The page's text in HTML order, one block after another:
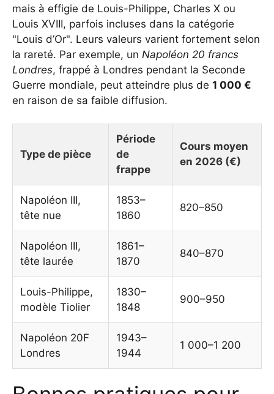
mais à effigie de Louis-Philippe, Charles X ou
Louis XVIII, parfois incluses dans la catégorie
"Louis d’Or". Leurs valeurs varient fortement selon
la rareté. Par exemple, un Napoléon 20 francs
Londres, frappé à Londres pendant la Seconde
Guerre mondiale, peut atteindre plus de 1 000 €
en raison de sa faible diffusion.
Type de pièce
Période
de
frappe
Cours moyen
en 2026 (€)
Napoléon III,
tête nue
1853–
1860
820–850
Napoléon III,
tête laurée
1861–
1870
840–870
Louis-Philippe,
modèle Tiolier
1830–
1848
900–950
Napoléon 20F
Londres
1943–
1944
1 000–1 200